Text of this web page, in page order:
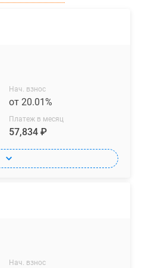
Нач. взнос
от 20.01%
Платеж в месяц
57,834 ₽
Нач. взнос